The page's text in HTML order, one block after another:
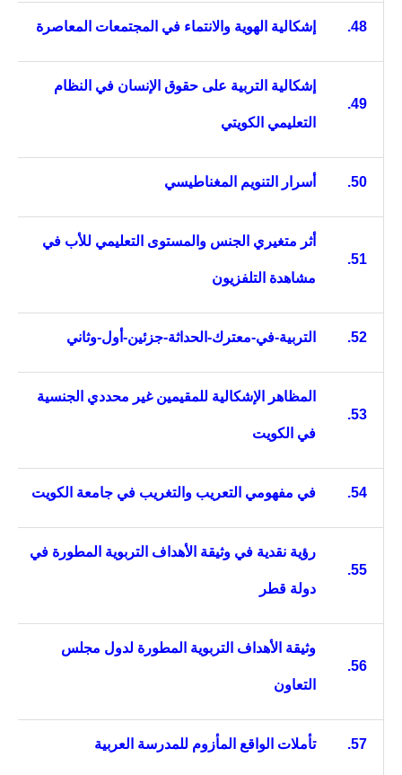
48. إشكالية الهوية والانتماء في المجتمعات المعاصرة
49.
إشكالية التربية على حقوق الإنسان في النظام
التعليمي الكويتي
50. أسرار التنويم المغناطيسي
51.
أثر متغيري الجنس والمستوى التعليمي للأب في
مشاهدة التلفزيون
52. التربية-في-معترك-الحداثة-جزئين-أول-وثاني
53.
المظاهر الإشكالية للمقيمين غير محددي الجنسية
في الكويت
54. في مفهومي التعريب والتغريب في جامعة الكويت
55.
رؤية نقدية في وثيقة الأهداف التربوية المطورة في
دولة قطر
56.
وثيقة الأهداف التربوية المطورة لدول مجلس
التعاون
57. تأملات الواقع المأزوم للمدرسة العربية